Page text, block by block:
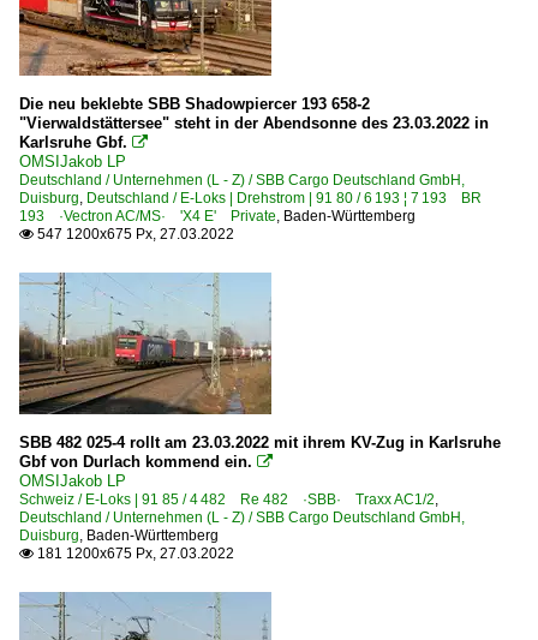
Die neu beklebte SBB Shadowpiercer 193 658-2
"Vierwaldstättersee" steht in der Abendsonne des 23.03.2022 in
Karlsruhe Gbf. 
OMSIJakob LP
Deutschland / Unternehmen (L - Z) / SBB Cargo Deutschland GmbH,
Duisburg, Deutschland / E-Loks | Drehstrom | 91 80 / 6 193 ¦ 7 193 BR
193 ·Vectron AC/MS· 'X4 E' Private, Baden-Württemberg
 547 1200x675 Px, 27.03.2022
SBB 482 025-4 rollt am 23.03.2022 mit ihrem KV-Zug in Karlsruhe
Gbf von Durlach kommend ein. 
OMSIJakob LP
Schweiz / E-Loks | 91 85 / 4 482 Re 482 ·SBB· Traxx AC1/2,
Deutschland / Unternehmen (L - Z) / SBB Cargo Deutschland GmbH,
Duisburg, Baden-Württemberg
 181 1200x675 Px, 27.03.2022